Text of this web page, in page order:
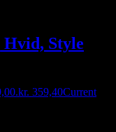
Style
kr. 359,40Current